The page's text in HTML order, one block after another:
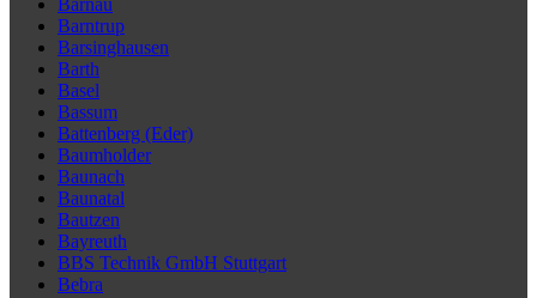
Bärnau
Barntrup
Barsinghausen
Barth
Basel
Bassum
Battenberg (Eder)
Baumholder
Baunach
Baunatal
Bautzen
Bayreuth
BBS Technik GmbH Stuttgart
Bebra